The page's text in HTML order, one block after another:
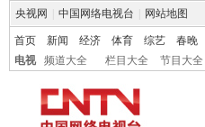
央视网 中国网络电视台 网站地图
首页 新闻 经济 体育 综艺 春晚
电视
频道大全 栏目大全 节目大全